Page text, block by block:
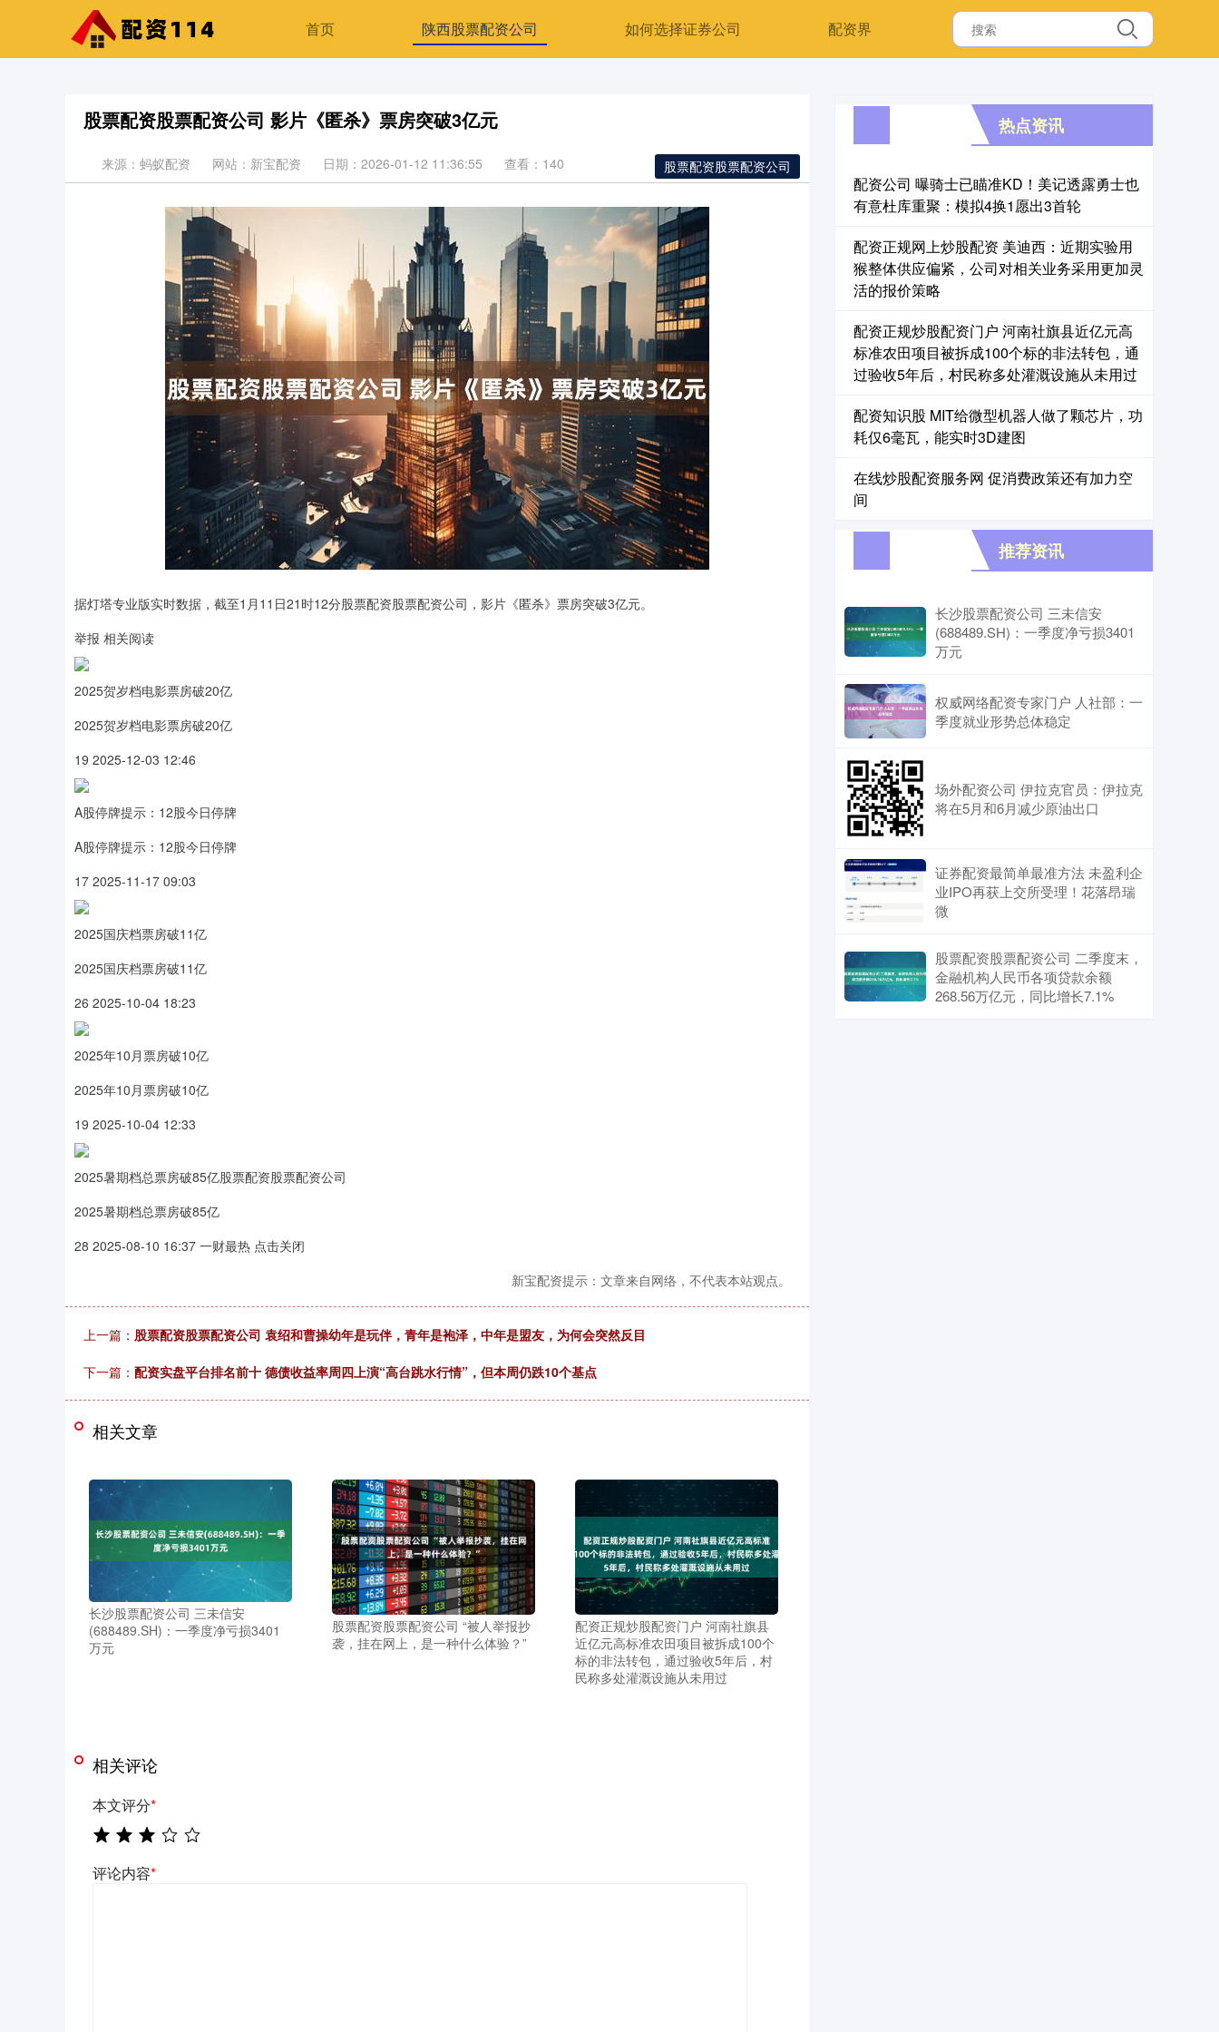
首页 陕西股票配资公司 如何选择证券公司 配资界
股票配资股票配资公司 影片《匿杀》票房突破3亿元
股票配资股票配资公司
来源：蚂蚁配资 网站：新宝配资 日期：2026-01-12 11:36:55 查看：140
据灯塔专业版实时数据，截至1月11日21时12分股票配资股票配资公司，影片《匿杀》票房突破3亿元。
举报 相关阅读
2025贺岁档电影票房破20亿
2025贺岁档电影票房破20亿
19 2025-12-03 12:46
A股停牌提示：12股今日停牌
A股停牌提示：12股今日停牌
17 2025-11-17 09:03
2025国庆档票房破11亿
2025国庆档票房破11亿
26 2025-10-04 18:23
2025年10月票房破10亿
2025年10月票房破10亿
19 2025-10-04 12:33
2025暑期档总票房破85亿股票配资股票配资公司
2025暑期档总票房破85亿
28 2025-08-10 16:37 一财最热 点击关闭
新宝配资提示：文章来自网络，不代表本站观点。
上一篇： 股票配资股票配资公司 袁绍和曹操幼年是玩伴，青年是袍泽，中年是盟友，为何会突然反目
下一篇： 配资实盘平台排名前十 德债收益率周四上演“高台跳水行情”，但本周仍跌10个基点
相关文章
长沙股票配资公司 三未信安
(688489.SH)：一季度净亏损3401
万元
股票配资股票配资公司 “被人举报抄
袭，挂在网上，是一种什么体验？”
配资正规炒股配资门户 河南社旗县
近亿元高标准农田项目被拆成100个
标的非法转包，通过验收5年后，村
民称多处灌溉设施从未用过
相关评论
本文评分*
评论内容*
热点资讯
配资公司 曝骑士已瞄准KD！美记透露勇士也
有意杜库重聚：模拟4换1愿出3首轮
配资正规网上炒股配资 美迪西：近期实验用
猴整体供应偏紧，公司对相关业务采用更加灵
活的报价策略
配资正规炒股配资门户 河南社旗县近亿元高
标准农田项目被拆成100个标的非法转包，通
过验收5年后，村民称多处灌溉设施从未用过
配资知识股 MIT给微型机器人做了颗芯片，功
耗仅6毫瓦，能实时3D建图
在线炒股配资服务网 促消费政策还有加力空
间
推荐资讯
长沙股票配资公司 三未信安
(688489.SH)：一季度净亏损3401
万元
权威网络配资专家门户 人社部：一
季度就业形势总体稳定
场外配资公司 伊拉克官员：伊拉克
将在5月和6月减少原油出口
证券配资最简单最准方法 未盈利企
业IPO再获上交所受理！花落昂瑞
微
股票配资股票配资公司 二季度末，
金融机构人民币各项贷款余额
268.56万亿元，同比增长7.1%